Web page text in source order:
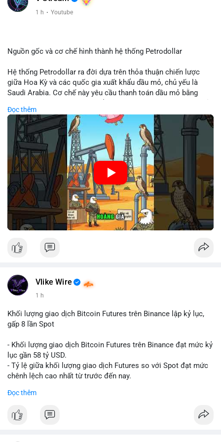
Xem chi tiết các bài viết đầy đủ tại dòng thời gian của Vlike.vn!
1 h · Youtube
Nguồn gốc và cơ chế hình thành hệ thống Petrodollar
Hệ thống Petrodollar ra đời dựa trên thỏa thuận chiến lược
giữa Hoa Kỳ và các quốc gia xuất khẩu dầu mỏ, chủ yếu là
Saudi Arabia. Cơ chế này yêu cầu thanh toán dầu mỏ bằng
đồng tiền này trong thương mại quốc tế. Sự thống trị của
Petrodollar đóng vai trò then chốt trong việc củng cố sức
mạnh tài chính Mỹ và ảnh hưởng trực tiếp đến dòng vốn toàn
cầu.
🎥 Xem video trực tiếp tại:
Nguồn: Cú Thông Thái
Đọc thêm
Vlike Wire
1 h
Khối lượng giao dịch Bitcoin Futures trên Binance lập kỷ lục,
gấp 8 lần Spot
- Khối lượng giao dịch Bitcoin Futures trên Binance đạt mức kỷ
lục gần 58 tỷ USD.
- Tỷ lệ giữa khối lượng giao dịch Futures so với Spot đạt mức
chênh lệch cao nhất từ trước đến nay.
dịch Spot.
#binance #btc
Đọc thêm